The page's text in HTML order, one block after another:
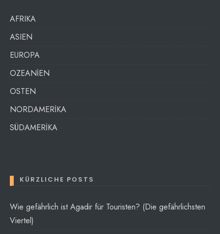
AFRIKA
ASIEN
EUROPA
OZEANİEN
OSTEN
NORDAMERİKA
SÜDAMERİKA
KÜRZLICHE POSTS
Wie gefährlich ist Agadir für Touristen? (Die gefährlichsten
Viertel)